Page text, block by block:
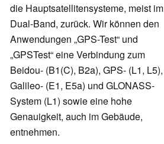
die Hauptsatellitensysteme, meist im
Dual-Band, zurück. Wir können den
Anwendungen „GPS-Test“ und
„GPSTest“ eine Verbindung zum
Beidou- (B1(C), B2a), GPS- (L1, L5),
Galileo- (E1, E5a) und GLONASS-
System (L1) sowie eine hohe
Genauigkeit, auch im Gebäude,
entnehmen.